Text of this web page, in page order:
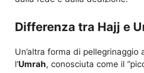
Differenza tra Hajj e
Un’altra forma di pellegrinaggio
l’Umrah, conosciuta come il